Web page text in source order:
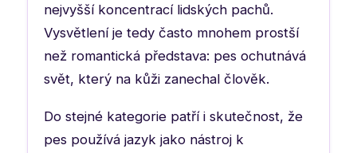
nejvyšší koncentrací lidských pachů.
Vysvětlení je tedy často mnohem prostší
než romantická představa: pes ochutnává
svět, který na kůži zanechal člověk.
Do stejné kategorie patří i skutečnost, že
pes používá jazyk jako nástroj k